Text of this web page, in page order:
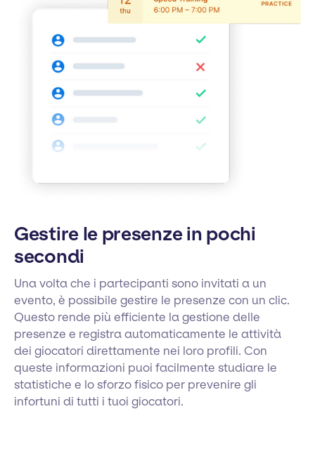
Gestire le presenze in pochi
secondi
Una volta che i partecipanti sono invitati a un
evento, è possibile gestire le presenze con un clic.
Questo rende più efficiente la gestione delle
presenze e registra automaticamente le attività
dei giocatori direttamente nei loro profili. Con
queste informazioni puoi facilmente studiare le
statistiche e lo sforzo fisico per prevenire gli
infortuni di tutti i tuoi giocatori.